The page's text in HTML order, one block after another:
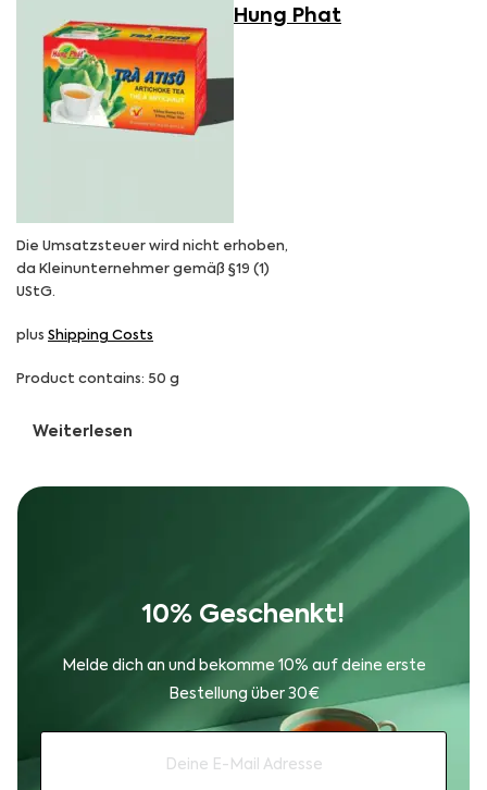
Hung Phat
Die Umsatzsteuer wird nicht erhoben,
da Kleinunternehmer gemäß §19 (1)
UStG.
plus Shipping Costs
Product contains: 50 g
Weiterlesen
10% Geschenkt!
Melde dich an und bekomme 10% auf deine erste
Bestellung über 30€